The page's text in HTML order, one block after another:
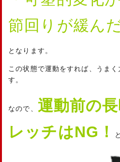
節回りが緩ん
となります。
この状態で運動をすれば、うま
す。
なので、 運動前の
レッチはNG！